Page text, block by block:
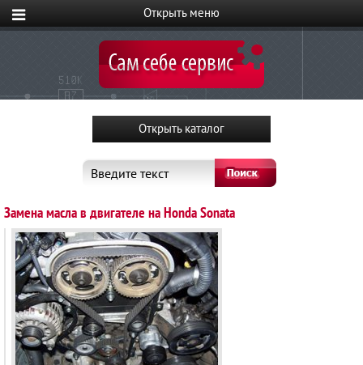
Введите текст
Замена масла в двигателе на Honda Sonata